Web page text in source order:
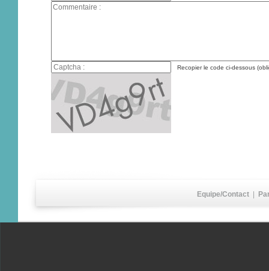
Recopier le code ci-dessous
Equipe/Contact